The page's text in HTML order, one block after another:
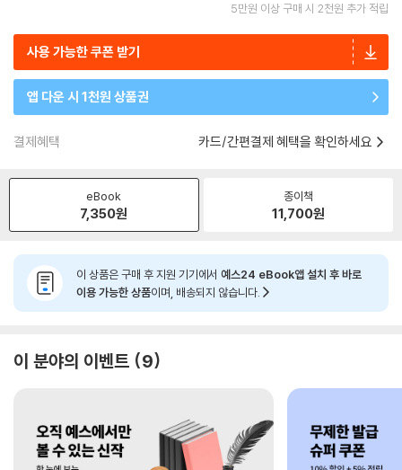
5만원 이상 구매 시 2천원 추가 적립
사용 가능한 쿠폰 받기
앱 다운 시 1천원 상품권
결제혜택 카드/간편결제 혜택을 확인하세요
eBook
7,350원
종이책
11,700원
이 상품은 구매 후 지원 기기에서 예스24 eBook앱 설치 후 바로
이용 가능한 상품이며, 배송되지 않습니다.
이 분야의 이벤트 9